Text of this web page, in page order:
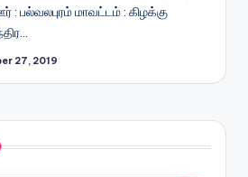
மாவட்டம் : கிழக்கு
27, 2019